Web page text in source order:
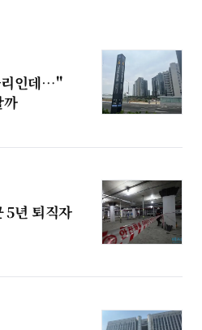
리인데…"
까
5년 퇴직자